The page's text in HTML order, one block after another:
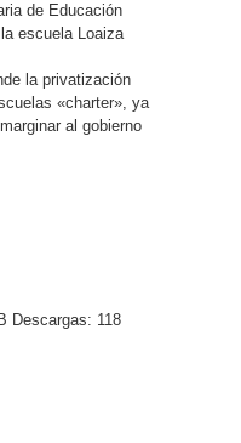
de Educación
escuela Loaiza
la privatización
«charter», ya
al gobierno
Descargas: 118